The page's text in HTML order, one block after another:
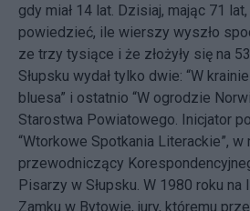
gdy miał 14 lat. Dzisiaj, mając 71
powiedzieć, ile wierszy wyszło
ze trzy tysiące i że złożyły się na
Słupsku wydał tylko dwie: “W
bluesa” i ostatnio “W ogrodzie
Starostwa Powiatowego. Inicjator
“Wtorkowe Spotkania Literackie”, w
przewodniczący
Pisarzy w Słupsku. W 1980 roku
Zamku w Bytowie, jury, któremu